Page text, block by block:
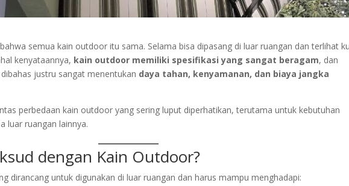
semua kain outdoor itu sama. Selama bisa dipasang di luar ruangan dan terlihat
kenyataannya, kain outdoor memiliki spesifikasi yang sangat beragam, dan
justru sangat menentukan daya tahan, kenyamanan, dan biaya jangka
perbedaan kain outdoor yang sering luput diperhatikan, terutama untuk kebutuhan
luar ruangan lainnya.
dengan Kain Outdoor?
dirancang untuk digunakan di luar ruangan dan harus mampu menghadapi: